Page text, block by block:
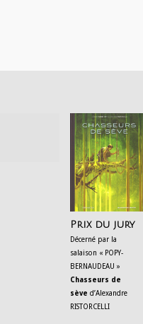
Prix du jury
Décerné par la
salaison « POPY-
BERNAUDEAU »
Chasseurs de
sève d’Alexandre
RISTORCELLI